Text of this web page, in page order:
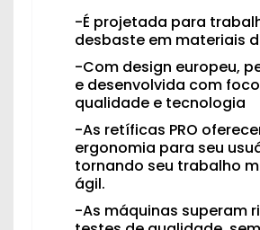
-É projetada para
desbaste em materiais
-Com design europeu,
e desenvolvida com
qualidade e tecnologia
-As retíficas PRO
ergonomia para seu
tornando seu trabalho
ágil.
-As máquinas superam